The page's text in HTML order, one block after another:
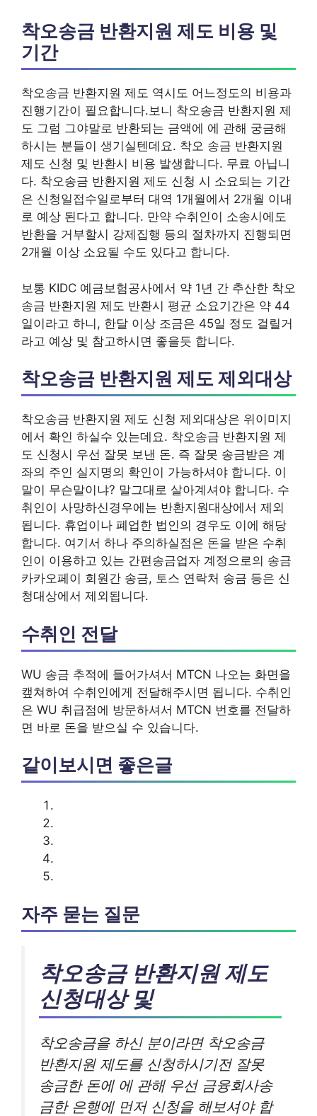
착오송금 반환지원 제도 비용 및
기간
착오송금 반환지원 제도 역시도 어느정도의 비용과
진행기간이 필요합니다.보니 착오송금 반환지원 제
도 그럼 그야말로 반환되는 금액에 에 관해 궁금해
하시는 분들이 생기실텐데요. 착오 송금 반환지원
제도 신청 및 반환시 비용 발생합니다. 무료 아닙니
다. 착오송금 반환지원 제도 신청 시 소요되는 기간
은 신청일접수일로부터 대역 1개월에서 2개월 이내
로 예상 된다고 합니다. 만약 수취인이 소송시에도
반환을 거부할시 강제집행 등의 절차까지 진행되면
2개월 이상 소요될 수도 있다고 합니다.
보통 KIDC 예금보험공사에서 약 1년 간 추산한 착오
송금 반환지원 제도 반환시 평균 소요기간은 약 44
일이라고 하니, 한달 이상 조금은 45일 정도 걸릴거
라고 예상 및 참고하시면 좋을듯 합니다.
착오송금 반환지원 제도 제외대상
착오송금 반환지원 제도 신청 제외대상은 위이미지
에서 확인 하실수 있는데요. 착오송금 반환지원 제
도 신청시 우선 잘못 보낸 돈. 즉 잘못 송금받은 계
좌의 주인 실지명의 확인이 가능하셔야 합니다. 이
말이 무슨말이냐? 말그대로 살아계셔야 합니다. 수
취인이 사망하신경우에는 반환지원대상에서 제외
됩니다. 휴업이나 폐업한 법인의 경우도 이에 해당
합니다. 여기서 하나 주의하실점은 돈을 받은 수취
인이 이용하고 있는 간편송금업자 계정으로의 송금
카카오페이 회원간 송금, 토스 연락처 송금 등은 신
청대상에서 제외됩니다.
수취인 전달
WU 송금 추적에 들어가셔서 MTCN 나오는 화면을
캪쳐하여 수취인에게 전달해주시면 됩니다. 수취인
은 WU 취급점에 방문하셔서 MTCN 번호를 전달하
면 바로 돈을 받으실 수 있습니다.
같이보시면 좋은글
자주 묻는 질문
착오송금 반환지원 제도
신청대상 및
착오송금을 하신 분이라면 착오송금
반환지원 제도를 신청하시기전 잘못
송금한 돈에 에 관해 우선 금융회사송
금한 은행에 먼저 신청을 해보셔야 합